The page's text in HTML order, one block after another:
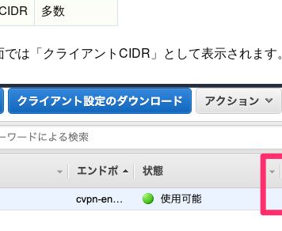
多数
は「クライアントCIDR」として表示されます。